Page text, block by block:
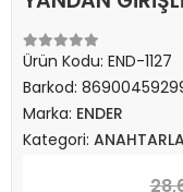
Ürün Kodu: END-1127
Barkod:
Marka: ENDER
Kategori: